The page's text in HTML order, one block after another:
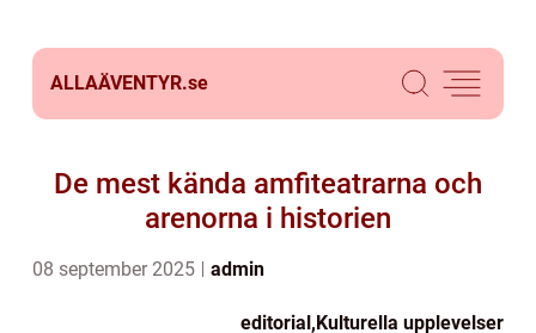
ALLAÄVENTYR.se
De mest kända amfiteatrarna och
arenorna i historien
08 september 2025 admin
editorial,Kulturella upplevelser